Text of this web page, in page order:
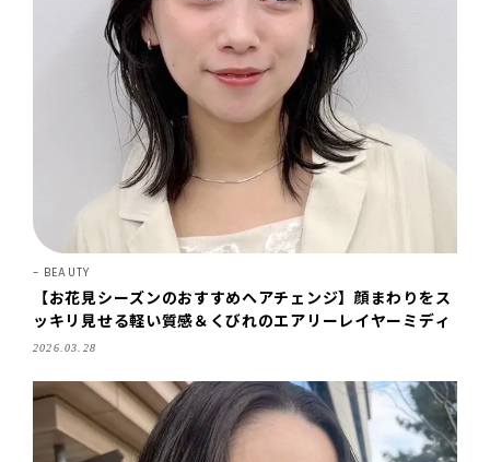
BEAUTY
【お花見シーズンのおすすめヘアチェンジ】顔まわりをス
ッキリ見せる軽い質感＆くびれのエアリーレイヤーミディ
2026.03.28